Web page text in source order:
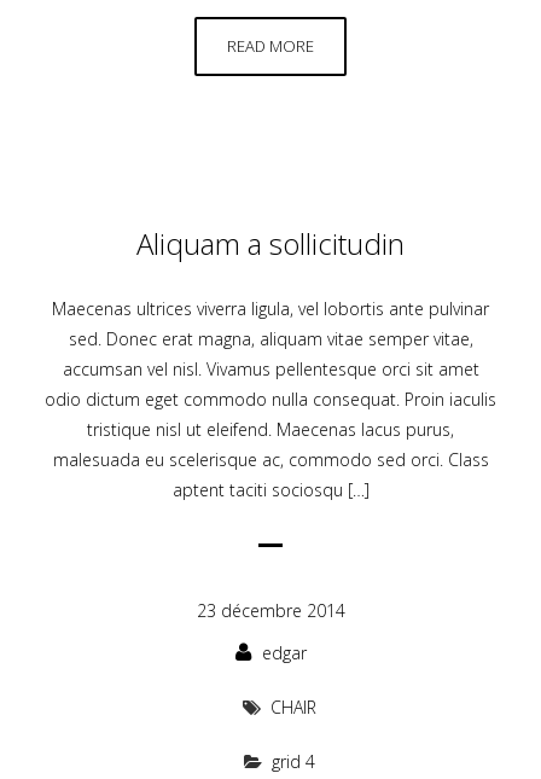
READ MORE
Aliquam a sollicitudin
Maecenas ultrices viverra ligula, vel lobortis ante pulvinar
sed. Donec erat magna, aliquam vitae semper vitae,
accumsan vel nisl. Vivamus pellentesque orci sit amet
odio dictum eget commodo nulla consequat. Proin iaculis
tristique nisl ut eleifend. Maecenas lacus purus,
malesuada eu scelerisque ac, commodo sed orci. Class
aptent taciti sociosqu […]
23 décembre 2014
edgar
CHAIR
grid 4